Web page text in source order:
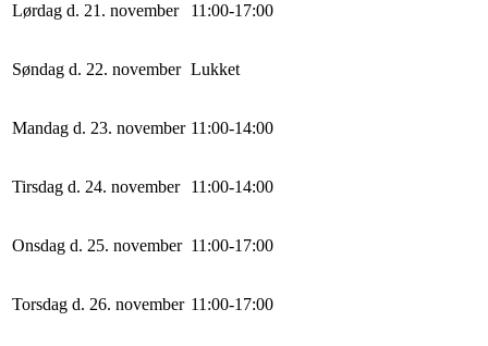
Lørdag d. 21. november 11:00-17:00
Søndag d. 22. november Lukket
Mandag d. 23. november 11:00-14:00
Tirsdag d. 24. november 11:00-14:00
Onsdag d. 25. november 11:00-17:00
Torsdag d. 26. november 11:00-17:00